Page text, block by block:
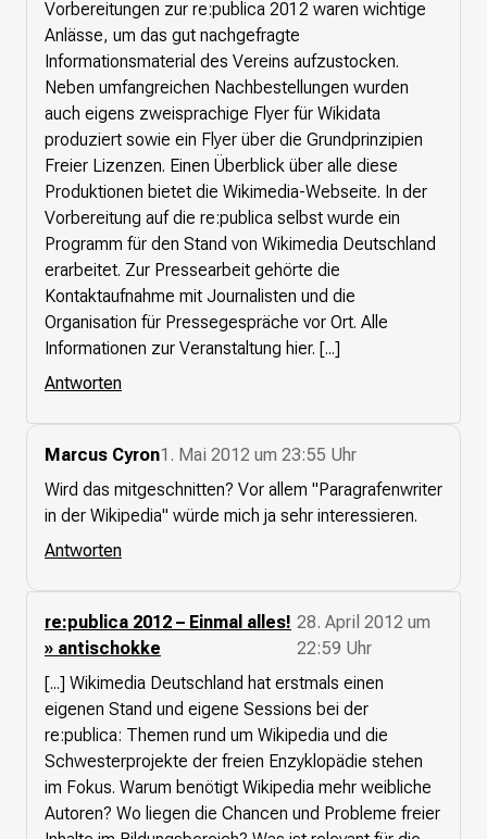
Vorbereitungen zur re:publica 2012 waren wichtige
Anlässe, um das gut nachgefragte
Informationsmaterial des Vereins aufzustocken.
Neben umfangreichen Nachbestellungen wurden
auch eigens zweisprachige Flyer für Wikidata
produziert sowie ein Flyer über die Grundprinzipien
Freier Lizenzen. Einen Überblick über alle diese
Produktionen bietet die Wikimedia-Webseite. In der
Vorbereitung auf die re:publica selbst wurde ein
Programm für den Stand von Wikimedia Deutschland
erarbeitet. Zur Pressearbeit gehörte die
Kontaktaufnahme mit Journalisten und die
Organisation für Pressegespräche vor Ort. Alle
Informationen zur Veranstaltung hier. [...]
Antworten
Marcus Cyron1. Mai 2012 um 23:55 Uhr
Wird das mitgeschnitten? Vor allem "Paragrafenwriter
in der Wikipedia" würde mich ja sehr interessieren.
Antworten
re:publica 2012 – Einmal alles!
» antischokke
28. April 2012 um
22:59 Uhr
[...] Wikimedia Deutschland hat erstmals einen
eigenen Stand und eigene Sessions bei der
re:publica: Themen rund um Wikipedia und die
Schwesterprojekte der freien Enzyklopädie stehen
im Fokus. Warum benötigt Wikipedia mehr weibliche
Autoren? Wo liegen die Chancen und Probleme freier